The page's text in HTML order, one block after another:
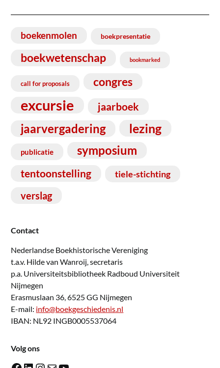
boekenmolen boekpresentatie
boekwetenschap bookmarked
call for proposals congres
excursie jaarboek
jaarvergadering lezing
publicatie symposium
tentoonstelling tiele-stichting
verslag
Contact
Nederlandse Boekhistorische Vereniging
t.a.v. Hilde van Wanroij, secretaris
p.a. Universiteitsbibliotheek Radboud Universiteit
Nijmegen
Erasmuslaan 36, 6525 GG Nijmegen
E-mail: info@boekgeschiedenis.nl
IBAN: NL92 INGB0005537064
Volg ons